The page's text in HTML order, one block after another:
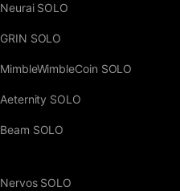
Neurai SOLO
GRIN SOLO
MimbleWimbleCoin SOLO
Aeternity SOLO
Beam SOLO
Nervos SOLO